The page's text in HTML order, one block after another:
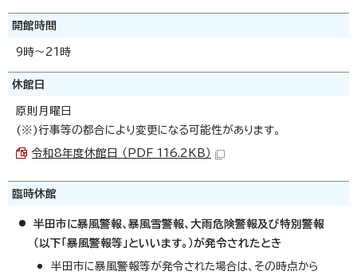
開館時間
9時～21時
休館日
原則月曜日
(※)行事等の都合により変更になる可能性があります。
令和8年度休館日 （PDF 116.2KB）
臨時休館
半田市に暴風警報、暴風雪警報、大雨危険警報及び特別警報
（以下「暴風警報等」といいます。）が発令されたとき
半田市に暴風警報等が発令された場合は、その時点から